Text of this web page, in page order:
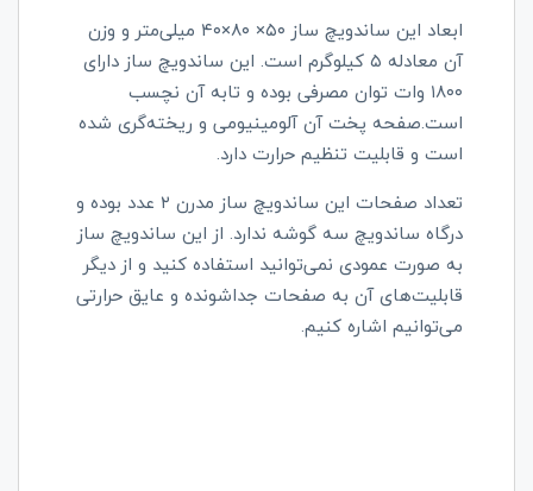
ابعاد این ساندویچ ساز ۵۰× ۸۰×۴۰ میلی‌متر و وزن
آن معادله ۵ کیلوگرم است. این ساندویچ ساز دارای
۱۸۰۰ وات توان مصرفی بوده و تابه آن نچسب
است.صفحه پخت آن آلومینیومی و ریخته‌گری شده
است و قابلیت تنظیم حرارت دارد.
تعداد صفحات این ساندویچ ساز مدرن ۲ عدد بوده و
درگاه ساندویچ سه گوشه ندارد‌. از این ساندویچ ساز
به صورت عمودی نمی‌توانید استفاده کنید و از دیگر
قابلیت‌های آن به صفحات جداشونده و عایق حرارتی
می‌توانیم اشاره کنیم.